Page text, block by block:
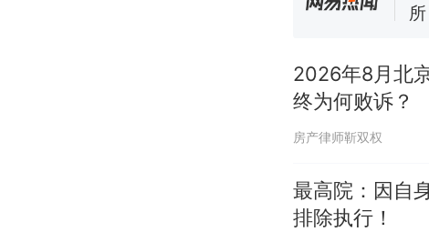
2026年8月北
终为何败诉？
房产律师靳双权
最高院：因自
排除执行！